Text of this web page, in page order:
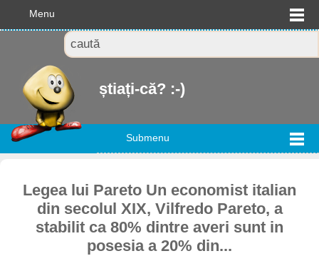
Menu
știați-că? :-)
Submenu
Legea lui Pareto Un economist italian
din secolul XIX, Vilfredo Pareto, a
stabilit ca 80% dintre averi sunt in
posesia a 20% din...